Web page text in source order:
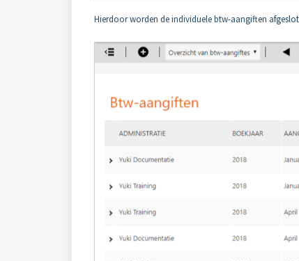
Hierdoor worden de individuele btw-aangiften